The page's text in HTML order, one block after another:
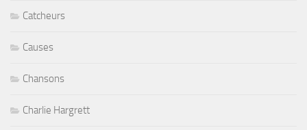
Catcheurs
Causes
Chansons
Charlie Hargrett